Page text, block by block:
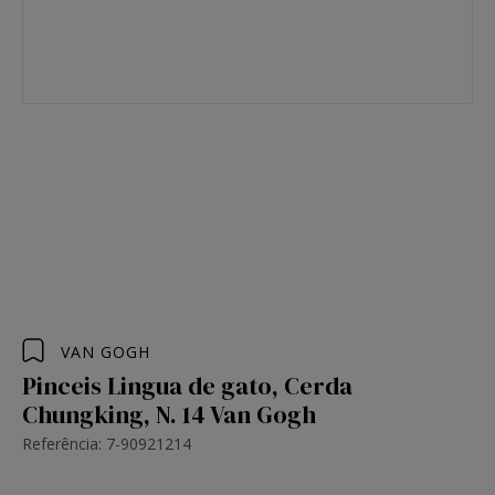
VAN GOGH
Pinceis Lingua de gato, Cerda
Chungking, N. 14 Van Gogh
Referência: 7-90921214